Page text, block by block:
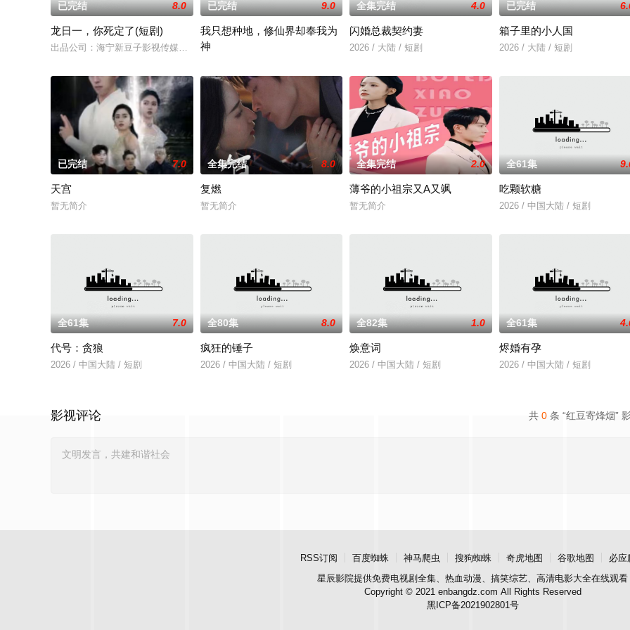
已完结 8.0
龙日一，你死定了(短剧)
出品公司：海宁新豆子影视传媒有限公司、北京九和龙胜文化传媒有限公司开机时间：2026年3月底联含出品人：林涛、张志远、马朝思远总制片
已完结 9.0
我只想种地，修仙界却奉我为
神
全集完结 4.0
闪婚总裁契约妻
2026 / 大陆 / 短剧
已完结
箱子里的小人国
2026 / 大陆 / 短剧
已完结 7.0
天宫
暂无简介
全集完结 8.0
复燃
暂无简介
全集完结 2.0
薄爷的小祖宗又A又飒
暂无简介
全61集
吃颗软糖
2026 / 中国大陆 / 短剧
全61集 7.0
代号：贪狼
2026 / 中国大陆 / 短剧
全80集 8.0
疯狂的锤子
2026 / 中国大陆 / 短剧
全82集 1.0
焕意词
2026 / 中国大陆 / 短剧
全61集
烬婚有孕
2026 / 中国大陆 / 短剧
共 0 条 “红豆寄烽烟”
影视评论
RSS订阅 百度蜘蛛 神马爬虫 搜狗蜘蛛 奇虎地图 谷歌地图
必应
星辰影院提供免费电视剧全集、热血动漫、搞笑综艺、高清电影大全在线观看
Copyright © 2021 enbangdz.com All Rights Reserved
黑ICP备2021902801号